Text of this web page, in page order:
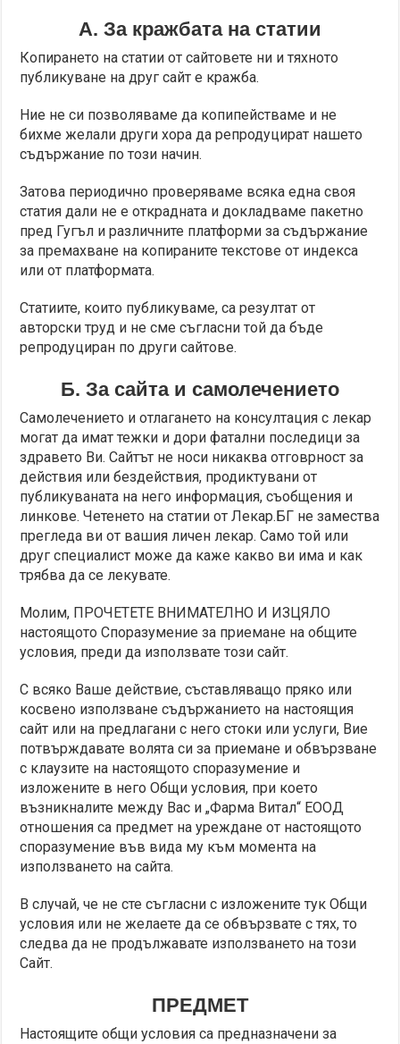
А. За кражбата на статии
Копирането на статии от сайтовете ни и тяхното
публикуване на друг сайт е кражба.
Ние не си позволяваме да копипействаме и не
бихме желали други хора да репродуцират нашето
съдържание по този начин.
Затова периодично проверяваме всяка една своя
статия дали не е открадната и докладваме пакетно
пред Гугъл и различните платформи за съдържание
за премахване на копираните текстове от индекса
или от платформата.
Статиите, които публикуваме, са резултат от
авторски труд и не сме съгласни той да бъде
репродуциран по други сайтове.
Б. За сайта и самолечението
Самолечението и отлагането на консултация с лекар
могат да имат тежки и дори фатални последици за
здравето Ви. Сайтът не носи никаква отговрност за
действия или бездействия, продиктувани от
публикуваната на него информация, съобщения и
линкове. Четенето на статии от Лекар.БГ не замества
прегледа ви от вашия личен лекар. Само той или
друг специалист може да каже какво ви има и как
трябва да се лекувате.
Молим, ПРОЧЕТЕТЕ ВНИМАТЕЛНО И ИЗЦЯЛО
настоящото Споразумение за приемане на общите
условия, преди да използвате този сайт.
С всяко Ваше действие, съставляващо пряко или
косвено използване съдържанието на настоящия
сайт или на предлагани с него стоки или услуги, Вие
потвърждавате волята си за приемане и обвързване
с клаузите на настоящото споразумение и
изложените в него Общи условия, при което
възникналите между Вас и „Фарма Витал“ ЕООД
отношения са предмет на уреждане от настоящото
споразумение във вида му към момента на
използването на сайта.
В случай, че не сте съгласни с изложените тук Общи
условия или не желаете да се обвързвате с тях, то
следва да не продължавате използването на този
Сайт.
ПРЕДМЕТ
Настоящите общи условия са предназначени за